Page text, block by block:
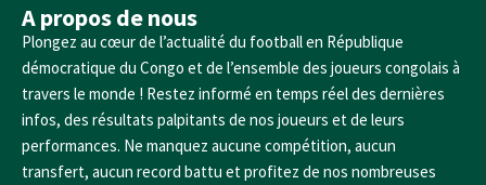
A propos de nous
Plongez au cœur de l’actualité du football en République
démocratique du Congo et de l’ensemble des joueurs congolais à
travers le monde ! Restez informé en temps réel des dernières
infos, des résultats palpitants de nos joueurs et de leurs
performances. Ne manquez aucune compétition, aucun
transfert, aucun record battu et profitez de nos nombreuses